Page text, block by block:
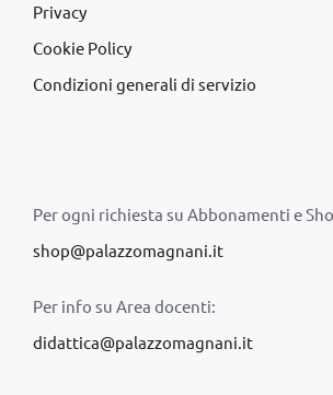
Privacy
Cookie Policy
Condizioni generali di servizio
Per ogni richiesta su Abbonamenti e
shop@palazzomagnani.it
Per info su Area docenti:
didattica@palazzomagnani.it